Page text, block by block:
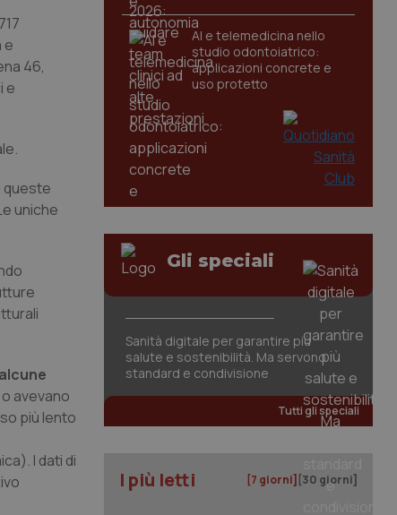
e
46,
e
queste
uniche
avevano
più lento
I dati di
AI e telemedicina nello
studio odontoiatrico:
applicazioni concrete e
uso protetto
Gli speciali
Sanità digitale per garantire più
salute e sostenibilità. Ma servono
standard e condivisione
Tutti gli speciali
I più letti [7 giorni] [30 giorni]